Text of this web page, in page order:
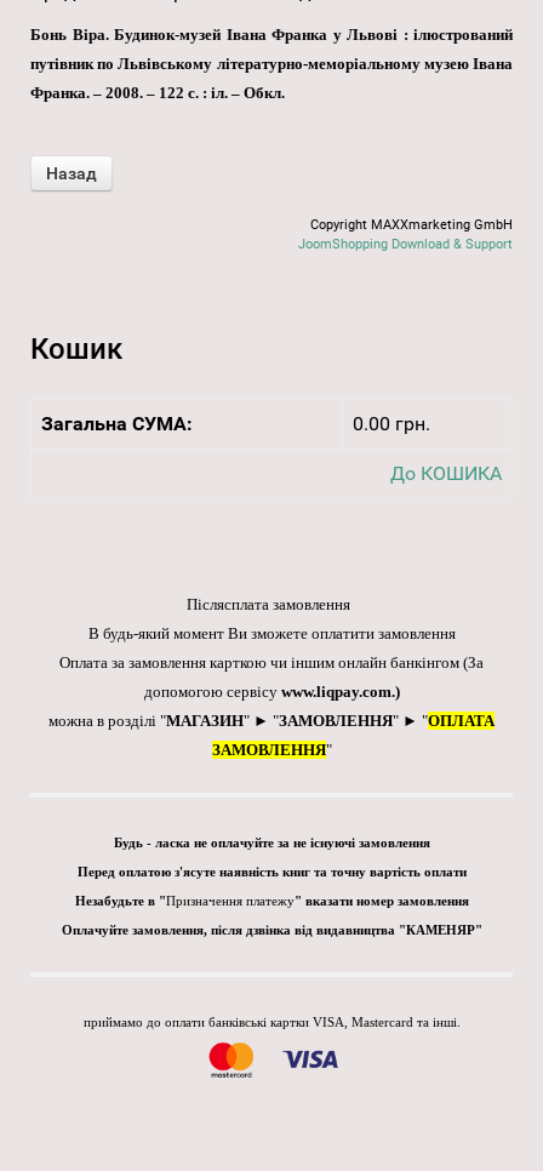
Бонь Віра. Будинок-музей Івана Франка у Львові : ілюстрований
путівник по Львівському літературно-меморіальному музею Івана
Франка. – 2008. – 122 с. : іл. – Обкл.
Copyright MAXXmarketing GmbH
JoomShopping Download & Support
Кошик
Загальна СУМА: 0.00 грн.
До КОШИКА
Післясплата замовлення
В будь-який момент Ви зможете оплатити замовлення
Оплата за замовлення карткою чи іншим онлайн банкінгом (За
допомогою сервісу www.liqpay.com.)
можна в розділі "МАГАЗИН" ► "ЗАМОВЛЕННЯ" ► "ОПЛАТА
ЗАМОВЛЕННЯ"
Будь - ласка не оплачуйте за не існуючі замовлення
Перед оплатою з'ясуте наявність книг та точну вартість оплати
Незабудьте в "Призначення платежу" вказати номер замовлення
Оплачуйте замовлення, після дзвінка від видавництва "КАМЕНЯР"
приймамо до оплати банківські картки VISA, Mastercard та інші.